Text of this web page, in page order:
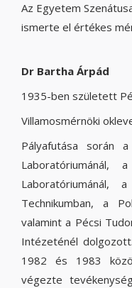
Az Egyetem
ismerte el értékes
Dr Bartha Árpád
1935-ben született
Villamosmérnöki
Pályafutása során
Laboratóriumánál,
Laboratóriumánál,
Technikumban, a
valamint a Pécsi
Intézeténél
1982 és 1983
végezte